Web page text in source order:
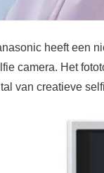
heeft een
camera. Het
van creatieve